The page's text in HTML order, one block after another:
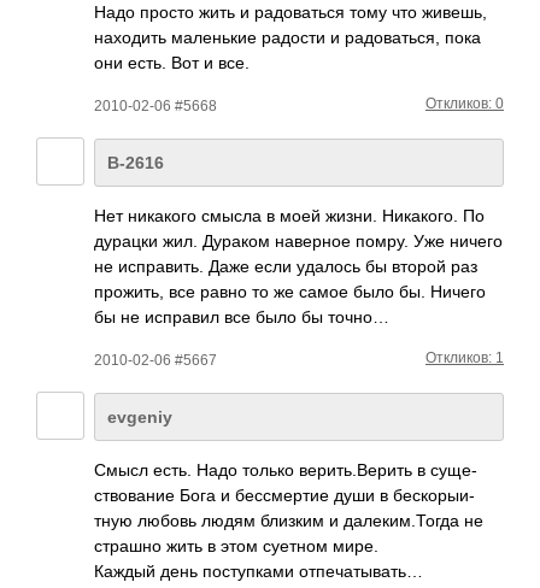
Надо просто жить и радо­ваться тому что живешь,
нахо­дить мале­нькие радости и радо­вать­ся, пока
они есть. Вот и все.
2010-02-06 #5668 Откликов: 0
В-2616
Нет ника­кого смысла в моей жизни. Ника­кого. По
дурацки жил. Дураком наве­рное помру. Уже ничего
не испр­авить. Даже если удалось бы второй раз
прож­ить, все равно то же самое было бы. Ничего
бы не испр­авил все было бы точно…
2010-02-06 #5667 Откликов: 1
evgeniy
Смысл есть. Надо только вери­ть.В­ерить в суще­
ство­вание Бога и бесс­мертие души в беск­орыи­
тную любовь людям близким и дале­ким.­Тогда не
страшно жить в этом суетном мире.
Каждый день пост­упками отпе­чаты­вать…